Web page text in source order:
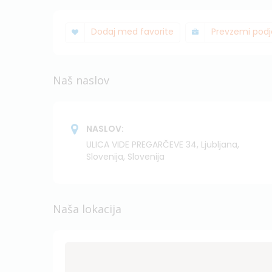
Dodaj med favorite Prevzemi
Naš naslov
NASLOV:
ULICA VIDE PREGARČEVE 34, Ljubljana,
Slovenija, Slovenija
Naša lokacija